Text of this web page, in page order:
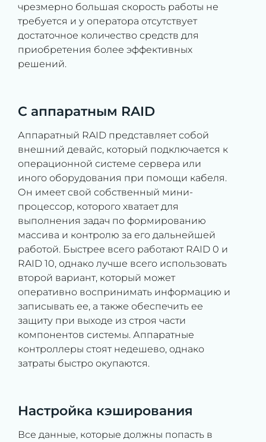
чрезмерно большая скорость работы не
требуется и у оператора отсутствует
достаточное количество средств для
приобретения более эффективных
решений.
С аппаратным RAID
Аппаратный RAID представляет собой
внешний девайс, который подключается к
операционной системе сервера или
иного оборудования при помощи кабеля.
Он имеет свой собственный мини-
процессор, которого хватает для
выполнения задач по формированию
массива и контролю за его дальнейшей
работой. Быстрее всего работают RAID 0 и
RAID 10, однако лучше всего использовать
второй вариант, который может
оперативно воспринимать информацию и
записывать ее, а также обеспечить ее
защиту при выходе из строя части
компонентов системы. Аппаратные
контроллеры стоят недешево, однако
затраты быстро окупаются.
Настройка кэширования
Все данные, которые должны попасть в